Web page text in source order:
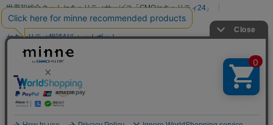
世界初総合ネットセキュリティサービス「GMOセキュリティ24」
パスワード漏洩診断
Webサイトリスク診断
セキュリティ相談AIチャットボット
実在証明・盗聴対策
サイバー攻撃対策（GMO Flatt Security）
セキュリティ事業の軌跡